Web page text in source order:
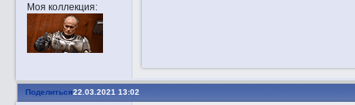
Моя коллекция:
Поделиться22.03.2021 13:02